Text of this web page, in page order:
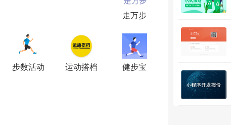
走万步
步数活动 运动搭档 健步宝